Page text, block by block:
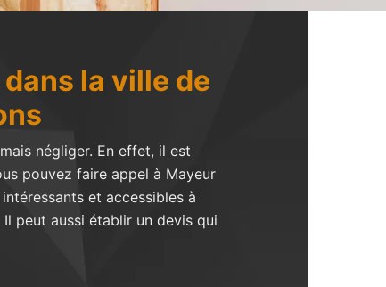
la ville de
négliger. En effet, il est
pouvez faire appel à Mayeur
et accessibles à
peut aussi établir un devis qui